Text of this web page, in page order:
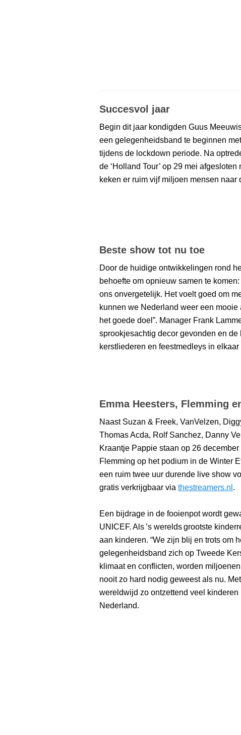
Succesvol jaar
Begin dit jaar kondigden Guus
een gelegenheidsband te beginnen
tijdens de lockdown periode. Na
de ‘Holland Tour’ op 29 mei
keken er ruim vijf miljoen mensen naar
Beste show tot nu toe
Door de huidige ontwikkelingen rond
behoefte om opnieuw samen te
ons onvergetelijk. Het voelt goed om
kunnen we Nederland weer een
het goede doel”. Manager Frank
sprookjesachtig decor gevonden en
kerstliederen en feestmedleys in
Emma Heesters, Flemming
Naast Suzan & Freek, VanVelzen,
Thomas Acda, Rolf Sanchez, Danny
Kraantje Pappie staan op 26
Flemming op het podium in de Winter
een ruim twee uur durende live show
gratis verkrijgbaar via thestreamers.nl .
Een bijdrage in de fooienpot wordt
UNICEF. Als ’s werelds grootste
aan kinderen. “We zijn blij en trots om
gelegenheidsband zich op Tweede
klimaat en conflicten, worden
nooit zo hard nodig geweest als nu.
wereldwijd zo ontzettend veel
Nederland.